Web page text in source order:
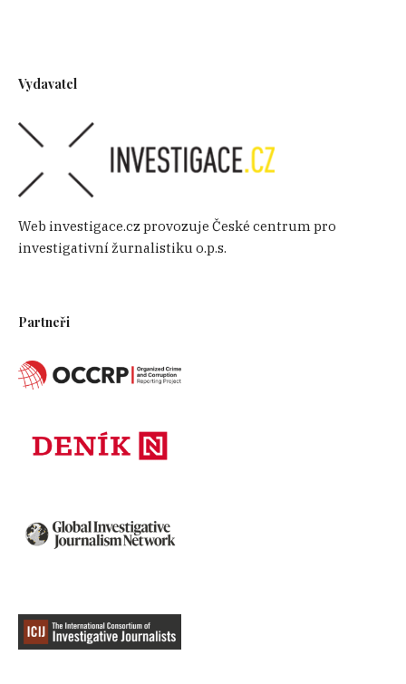
Vydavatel
Web investigace.cz provozuje České centrum pro
investigativní žurnalistiku o.p.s.
Partneři